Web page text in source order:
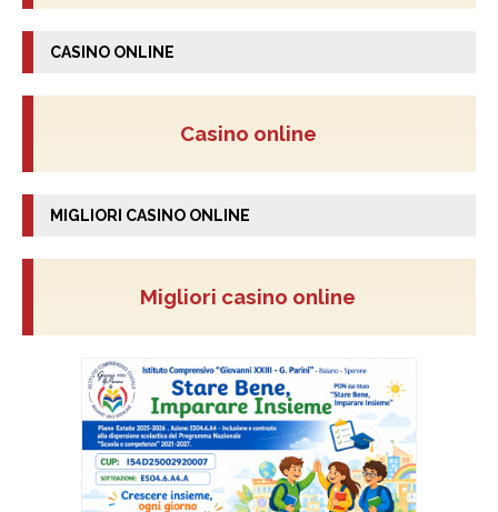
CASINO ONLINE
Casino online
MIGLIORI CASINO ONLINE
Migliori casino online